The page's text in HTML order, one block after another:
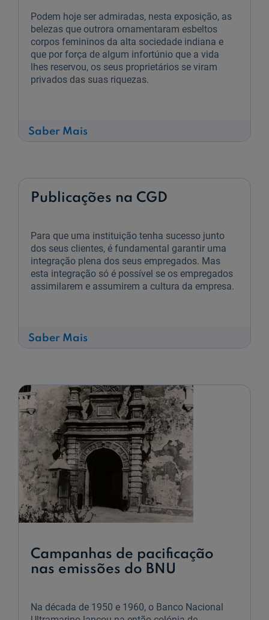
Podem hoje ser admiradas, nesta exposição, as
belezas que outrora ornamentaram esbeltos
corpos femininos da alta sociedade indiana e
que por força de algum infortúnio que a vida
lhes reservou, os seus proprietários se viram
privados das suas riquezas.
Saber Mais
As
Publicações na CGD
Para que uma instituição tenha sucesso junto
dos seus clientes, é fundamental garantir uma
integração plena dos seus empregados. Mas
esta integração só é possível se os empregados
assimilarem e assumirem a cultura da empresa.
Saber Mais
Publicações
Campanhas de pacificação
nas emissões do BNU
Na década de 1950 e 1960, o Banco Nacional